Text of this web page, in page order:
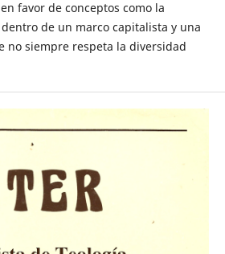
favor de conceptos como la
de un marco capitalista y una
no siempre respeta la diversidad